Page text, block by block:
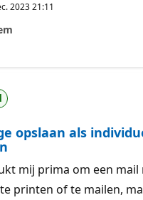
2023 21:11
opslaan als
mij prima om een mail
printen of te mailen,